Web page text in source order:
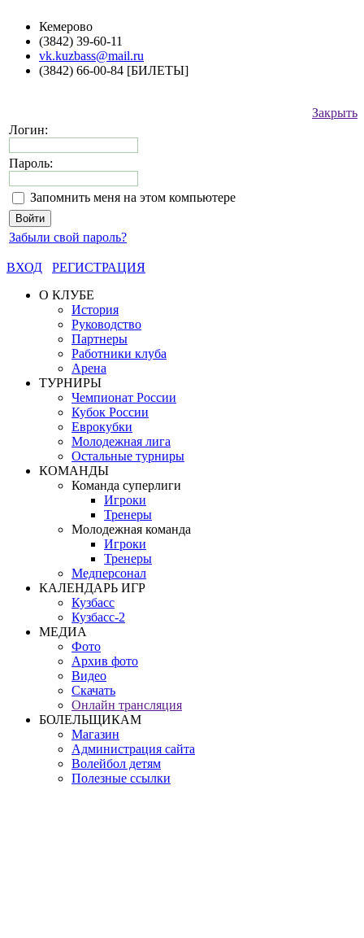
Кемерово
(3842) 39-60-11
vk.kuzbass@mail.ru
(3842) 66-00-84 [БИЛЕТЫ]
Закрыть
Логин:
Пароль:
Запомнить меня на этом компьютере
Забыли свой пароль?
ВХОД
РЕГИСТРАЦИЯ
О КЛУБЕ
История
Руководство
Партнеры
Работники клуба
Арена
ТУРНИРЫ
Чемпионат России
Кубок России
Еврокубки
Молодежная лига
Остальные турниры
КОМАНДЫ
Команда суперлиги
Игроки
Тренеры
Молодежная команда
Игроки
Тренеры
Медперсонал
КАЛЕНДАРЬ ИГР
Кузбасс
Кузбасс-2
МЕДИА
Фото
Архив фото
Видео
Скачать
Онлайн трансляция
БОЛЕЛЬЩИКАМ
Магазин
Администрация сайта
Волейбол детям
Полезные ссылки